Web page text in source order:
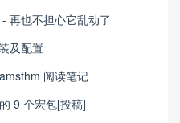
再也不担心它乱动了
及配置
阅读笔记
9 个宏包[投稿]